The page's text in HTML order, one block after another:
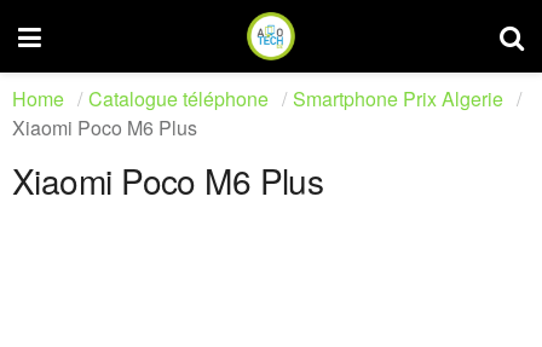
Home Catalogue téléphone
Smartphone Prix Algerie
Xiaomi Poco M6 Plus
Xiaomi Poco M6 Plus